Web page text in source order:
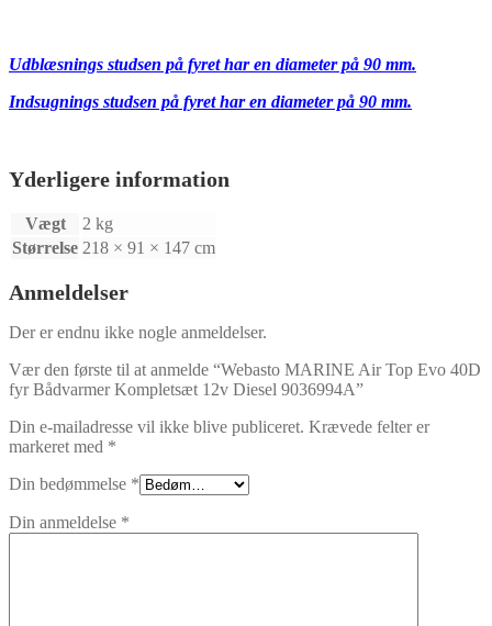
Udblæsnings studsen på fyret har en diameter på 90 mm.
Indsugnings studsen på fyret har en diameter på 90 mm.
Yderligere information
Vægt
2 kg
Størrelse 218 × 91 × 147 cm
Anmeldelser
Der er endnu ikke nogle anmeldelser.
Vær den første til at anmelde “Webasto MARINE Air Top Evo 40D
fyr Bådvarmer Kompletsæt 12v Diesel 9036994A”
Din e-mailadresse vil ikke blive publiceret. Krævede felter er
markeret med *
Din bedømmelse *
Din anmeldelse *